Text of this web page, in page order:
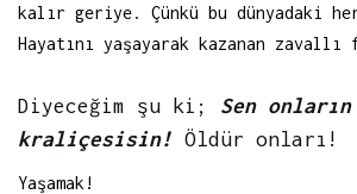
kalır geriye. Çünkü bu dünyadaki
Hayatını yaşayarak kazanan
Diyeceğim şu ki; Sen onların
kraliçesisin! Öldür onları!
Yaşamak!